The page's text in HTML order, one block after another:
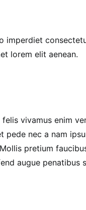
imperdiet
lorem elit aenean.
vivamus enim
nec a nam
pretium
augue penatibus